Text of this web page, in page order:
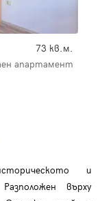
73 кв.м.
апартамент
и
върху